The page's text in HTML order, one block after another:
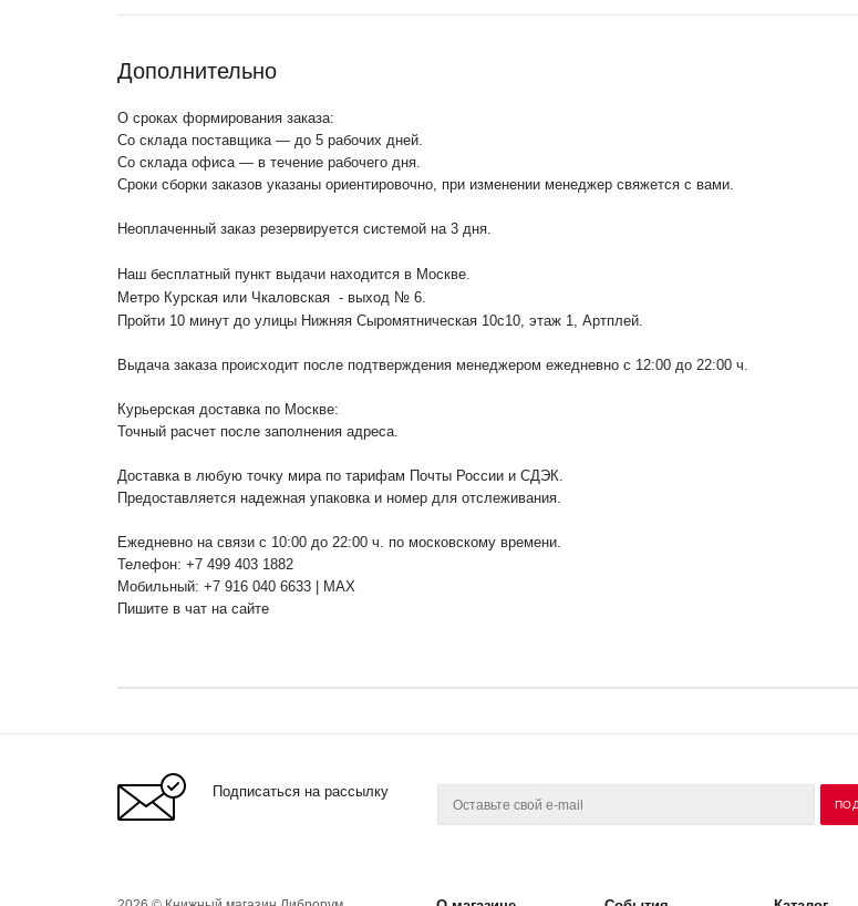
Дополнительно
О сроках формирования заказа:
Со склада поставщика — до 5 рабочих дней.
Со склада офиса — в течение рабочего дня.
Сроки сборки заказов указаны ориентировочно, при изменении менеджер свяжется с вами.
Неоплаченный заказ резервируется системой на 3 дня.
Наш бесплатный пункт выдачи находится в Москве.
Метро Курская или Чкаловская - выход № 6.
Пройти 10 минут до улицы Нижняя Сыромятническая 10с10 , этаж 1, Артплей.
Выдача заказа происходит после подтверждения менеджером ежедневно с 12:00 до 22:00 ч.
Курьерская доставка по Москве:
Точный расчет после заполнения адреса.
Доставка в любую точку мира по тарифам Почты России и СДЭК.
Предоставляется надежная упаковка и номер для отслеживания.
Ежедневно на связи с 10:00 до 22:00 ч. по московскому времени.
Телефон: +7 499 403 1882
Мобильный: +7 916 040 6633 | MAX
Пишите в чат на сайте
Подписаться на рассылку